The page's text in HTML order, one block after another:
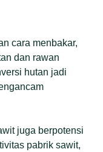
cara menbakar,
dan rawan
hutan jadi
juga berpotensi
pabrik sawit,